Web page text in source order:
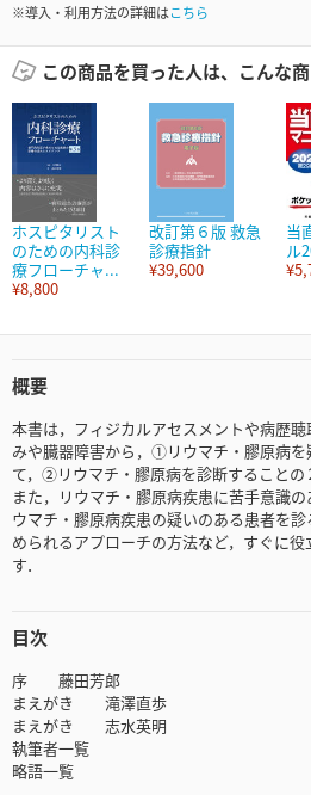
※導入・利用方法の詳細はこちら
この商品を買った人は、こんな商
ホスピタリスト
のための内科診
療フローチャ...
¥8,800
改訂第６版 救急
診療指針
¥39,600
当
ル
概要
本書は，フィジカルアセスメントや病歴
みや臓器障害から，➀リウマチ・膠原病
て，➁リウマチ・膠原病を診断することの
また，リウマチ・膠原病疾患に苦手意識
ウマチ・膠原病疾患の疑いのある患者を
められるアプローチの方法など，すぐに
す．
目次
序 藤田芳郎
まえがき 滝澤直歩
まえがき 志水英明
執筆者一覧
略語一覧